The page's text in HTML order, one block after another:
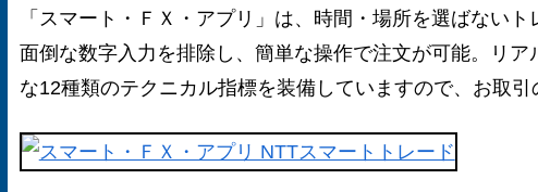
「スマート・ＦＸ・アプリ」は、時間・場所を選ばないト
面倒な数字入力を排除し、簡単な操作で注文が可能。リ
な12種類のテクニカル指標を装備していますので、お取引